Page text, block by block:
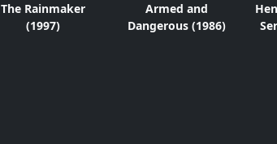
The Rainmaker
(1997)
Armed and
Dangerous (1986)